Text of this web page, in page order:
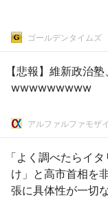
ゴールデンタイムズ
【悲報】維新政治
wwwwwwwww
アルファルファモザ
「よく調べたらイ
け」と高市首相を
張に具体性が一切